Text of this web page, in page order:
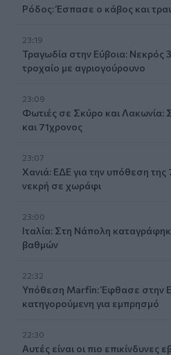
Ρόδος: Έσπασε ο κάβος και
23:19
Τραγωδία στην Εύβοια: Νεκρός
τροχαίο με αγριογούρουνο
23:09
Φωτιές σε Σκύρο και Λακωνία:
και 71χρονος
23:07
Χανιά: ΕΔΕ για την υπόθεση
νεκρή σε χωράφι
23:00
Ιταλία: Στη Νάπολη
βαθμών
22:32
Υπόθεση Marfin: Έφθασε στην
κατηγορούμενη για εμπρησμό
22:30
Αυτές είναι οι πιο επικίνδυνες